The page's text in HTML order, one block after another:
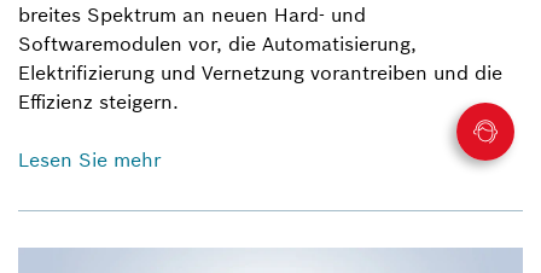
breites Spektrum an neuen Hard- und
Softwaremodulen vor, die Automatisierung,
Elektrifizierung und Vernetzung vorantreiben und die
Effizienz steigern.
Lesen Sie mehr